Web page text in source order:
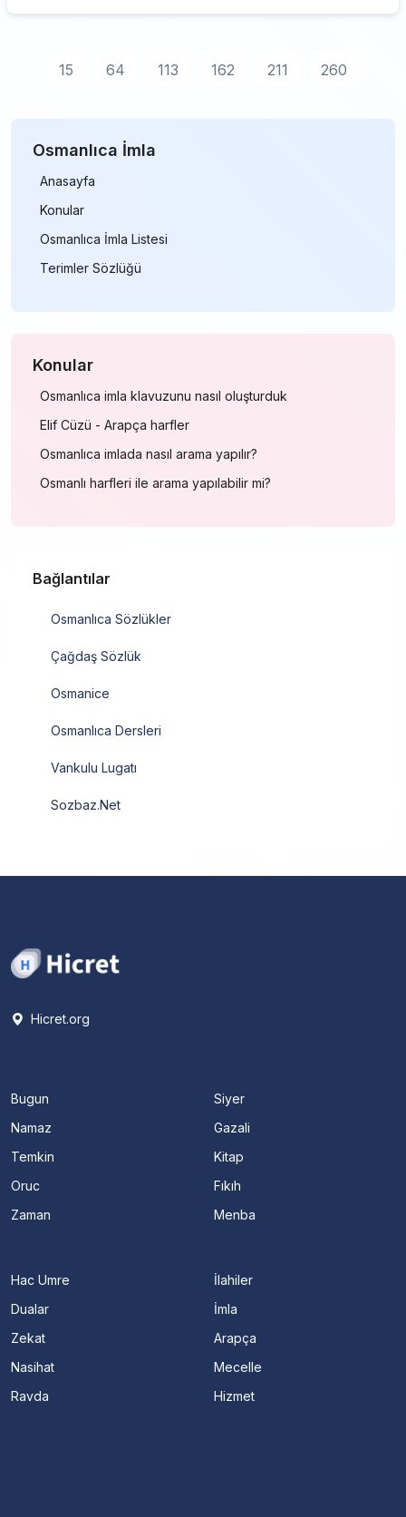
15 64 113 162 211 260
Osmanlıca İmla
Anasayfa
Konular
Osmanlıca İmla Listesi
Terimler Sözlüğü
Konular
Osmanlıca imla klavuzunu nasıl oluşturduk
Elif Cüzü - Arapça harfler
Osmanlıca imlada nasıl arama yapılır?
Osmanlı harfleri ile arama yapılabilir mi?
Bağlantılar
Osmanlıca Sözlükler
Çağdaş Sözlük
Osmanice
Osmanlıca Dersleri
Vankulu Lugatı
Sozbaz.Net
Hicret.org
Bugun
Namaz
Temkin
Oruc
Zaman
Siyer
Gazali
Kitap
Fıkıh
Menba
Hac Umre
Dualar
Zekat
Nasihat
Ravda
İlahiler
İmla
Arapça
Mecelle
Hizmet